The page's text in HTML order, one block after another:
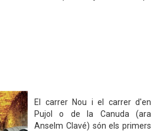
El carrer Nou i el carrer d'en
Pujol o de la Canuda (ara
Anselm Clavé) són els primers